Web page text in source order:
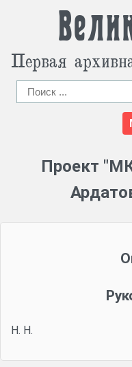
Первая
Проект
Н. Н.